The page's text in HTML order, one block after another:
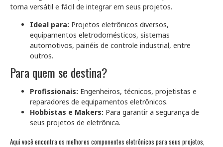
torna versátil e fácil de integrar em seus projetos.
Ideal para: Projetos eletrônicos diversos,
equipamentos eletrodomésticos, sistemas
automotivos, painéis de controle industrial, entre
outros.
Para quem se destina?
Profissionais: Engenheiros, técnicos, projetistas e
reparadores de equipamentos eletrônicos.
Hobbistas e Makers: Para garantir a segurança de
seus projetos de eletrônica.
Aqui você encontra os melhores componentes eletrônicos para seus projetos,